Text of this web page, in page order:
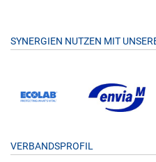
SYNERGIEN NUTZEN MIT
VERBANDSPROFIL